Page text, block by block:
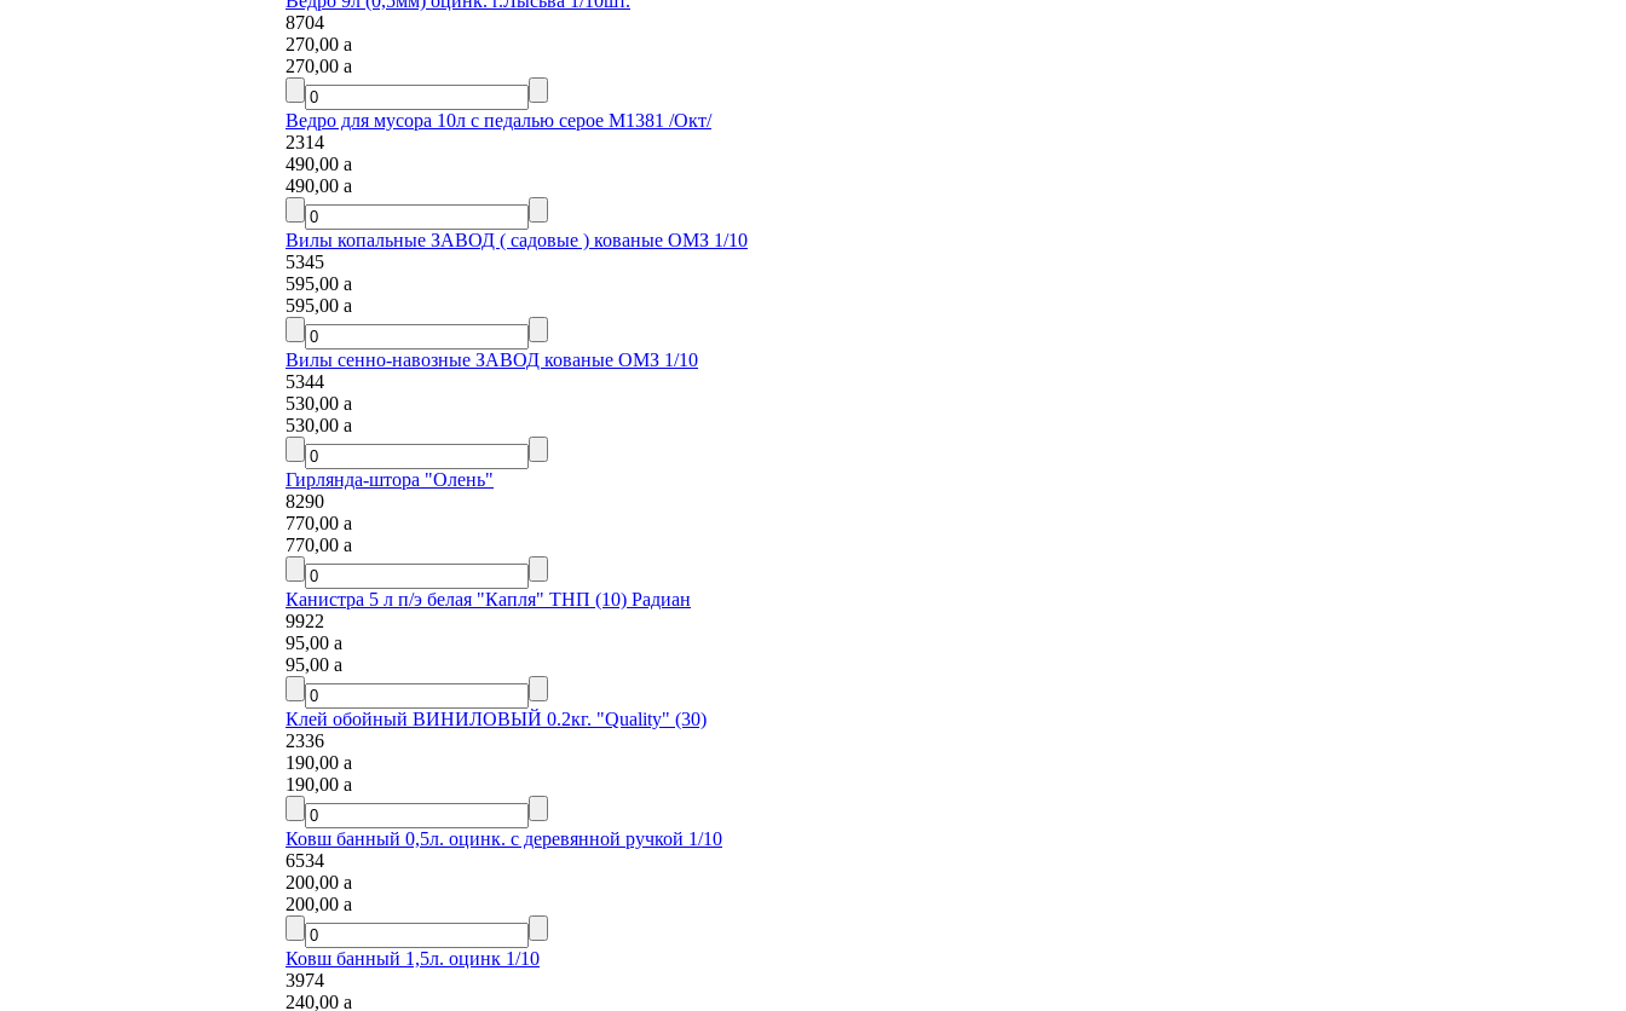
8704
270,00 a
270,00 a
Ведро для мусора 10л с педалью серое М1381 /Окт/
2314
490,00 a
490,00 a
Вилы копальные ЗАВОД ( садовые ) кованые ОМЗ 1/10
5345
595,00 a
595,00 a
Вилы сенно-навозные ЗАВОД кованые ОМЗ 1/10
5344
530,00 a
530,00 a
Гирлянда-штора "Олень"
8290
770,00 a
770,00 a
Канистра 5 л п/э белая "Капля" ТНП (10) Радиан
9922
95,00 a
95,00 a
Клей обойный ВИНИЛОВЫЙ 0.2кг. "Quality" (30)
2336
190,00 a
190,00 a
Ковш банный 0,5л. оцинк. с деревянной ручкой 1/10
6534
200,00 a
200,00 a
Ковш банный 1,5л. оцинк 1/10
3974
240,00 a